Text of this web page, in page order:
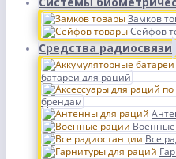
Замков
Сейфов
Средства радиосвязи
батареи для раций
брендам
Все